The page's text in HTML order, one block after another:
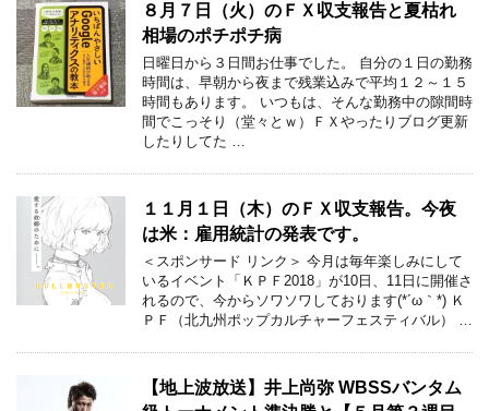
８月７日（火）のＦＸ収支報告と夏枯れ
相場のポチポチ病
日曜日から３日間お仕事でした。 自分の１日の勤務
時間は、早朝から夜まで残業込みで平均１２～１５
時間もあります。 いつもは、そんな勤務中の隙間時
間でこっそり（堂々とｗ）ＦＸやったりブログ更新
したりしてた …
１１月１日（木）のＦＸ収支報告。今夜
は米：雇用統計の発表です。
＜スポンサード リンク＞ 今月は毎年楽しみにして
いるイベント「ＫＰＦ2018」が10日、11日に開催さ
れるので、今からソワソワしております(*´ω｀*) Ｋ
ＰＦ（北九州ポップカルチャーフェスティバル） …
【地上波放送】井上尚弥 WBSSバンタム